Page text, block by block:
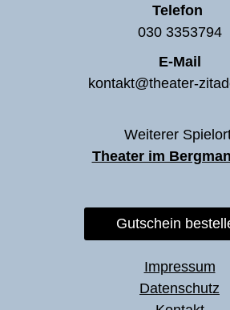
Telefon
030 3353794
E-Mail
kontakt@theater-
Weiterer
Theater im
Gutschein
Impressum
Datenschutz